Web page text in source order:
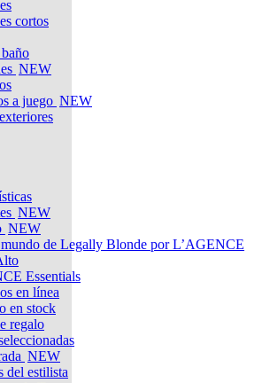
cortos
NEW
a juego NEW
NEW
NEW
de Legally Blonde por L’AGENCE
Essentials
en línea
en stock
regalo
NEW
del estilista